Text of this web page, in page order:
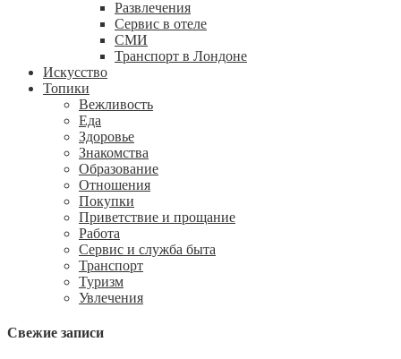
Развлечения
Сервис в отеле
СМИ
Транспорт в Лондоне
Искусство
Топики
Вежливость
Еда
Здоровье
Знакомства
Образование
Отношения
Покупки
Приветствие и прощание
Работа
Сервис и служба быта
Транспорт
Туризм
Увлечения
Свежие записи